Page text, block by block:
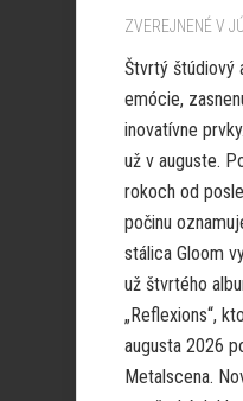
ZVEREJNENÉ V
Štvrtý štúdiový
emócie,
inovatívne
už v auguste.
rokoch od
počinu
stálica Gloom
už štvrtého
„Reflexions“,
augusta 2026
Metalscena.